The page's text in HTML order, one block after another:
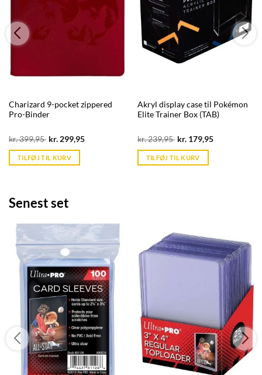
Charizard 9-pocket zippered
Pro-Binder
kr.399,95 Original
was:
kr. 399,95.
kr.299,95Current
TILFØJ TIL KURV
Akryl display case til Pokémon
Elite Trainer Box (TAB)
kr.239,95 Original
was:
kr. 239,95.
kr.179,95Current
TILFØJ TIL KURV
Senest set